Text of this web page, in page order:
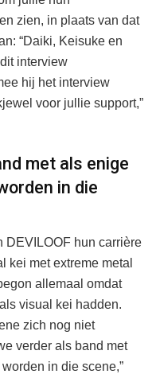
zien, in plaats van dat
“Daiki, Keisuke en
interview
hij het interview
voor jullie support,”
met als enige
in die
DEVILOOF hun carrière
kei met extreme metal
allemaal omdat
visual kei hadden.
zich nog niet
verder als band met
in die scene,”